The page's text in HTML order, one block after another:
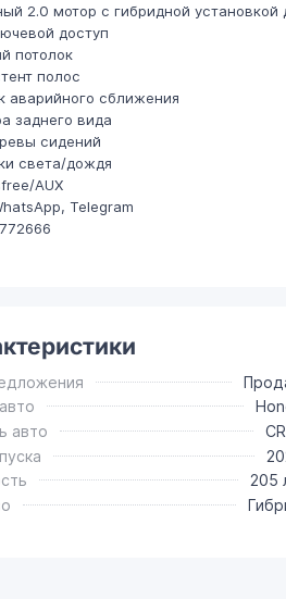
2.0 мотор с гибридной установкой
доступ
потолок
полос
аварийного сближения
заднего вида
сидений
света/дождя
AUX
Telegram
авто
205